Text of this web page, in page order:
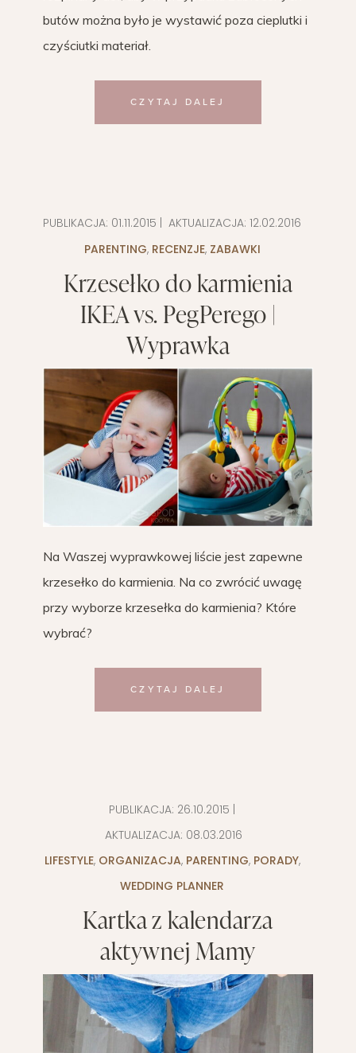
butów można było je wystawić poza cieplutki i
czyściutki materiał.
CZYTAJ DALEJ
PUBLIKACJA: 01.11.2015 | AKTUALIZACJA: 12.02.2016
PARENTING, RECENZJE, ZABAWKI
Krzesełko do karmienia
IKEA vs. PegPerego |
Wyprawka
Na Waszej wyprawkowej liście jest zapewne
krzesełko do karmienia. Na co zwrócić uwagę
przy wyborze krzesełka do karmienia? Które
wybrać?
CZYTAJ DALEJ
PUBLIKACJA: 26.10.2015
AKTUALIZACJA: 08.03.2016
LIFESTYLE, ORGANIZACJA, PARENTING, PORADY,
WEDDING PLANNER
Kartka z kalendarza
aktywnej Mamy